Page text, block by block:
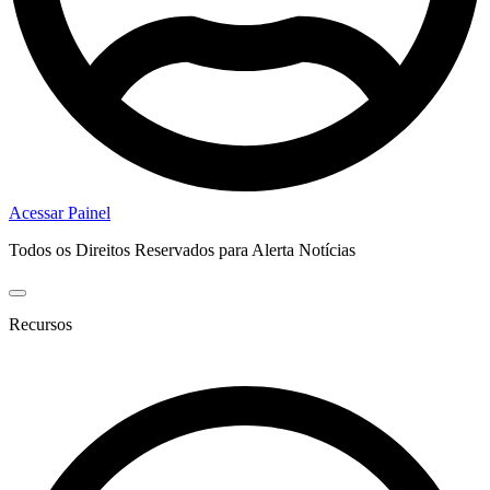
Acessar Painel
Todos os Direitos Reservados para Alerta Notícias
Recursos